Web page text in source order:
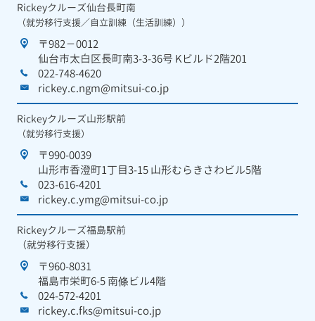
Rickeyクルーズ仙台長町南
（就労移行支援／自立訓練（生活訓練））
〒982－0012
仙台市太白区長町南3-3-36号 Kビルド2階201
022-748-4620
rickey.c.ngm@mitsui-co.jp
Rickeyクルーズ山形駅前
（就労移行支援）
〒990-0039
山形市香澄町1丁目3-15 山形むらきさわビル5階
023-616-4201
rickey.c.ymg@mitsui-co.jp
Rickeyクルーズ福島駅前
（就労移行支援）
〒960-8031
福島市栄町6-5 南條ビル4階
024-572-4201
rickey.c.fks@mitsui-co.jp